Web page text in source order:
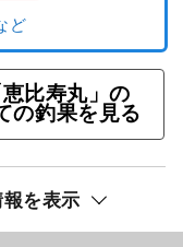
恵比寿丸」の
の釣果を見る
を表示